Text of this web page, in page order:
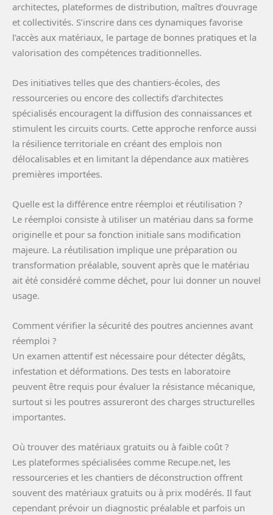
architectes, plateformes de distribution, maîtres d’ouvrage
et collectivités. S’inscrire dans ces dynamiques favorise
l’accès aux matériaux, le partage de bonnes pratiques et la
valorisation des compétences traditionnelles.
Des initiatives telles que des chantiers-écoles, des
ressourceries ou encore des collectifs d’architectes
spécialisés encouragent la diffusion des connaissances et
stimulent les circuits courts. Cette approche renforce aussi
la résilience territoriale en créant des emplois non
délocalisables et en limitant la dépendance aux matières
premières importées.
Quelle est la différence entre réemploi et réutilisation ?
Le réemploi consiste à utiliser un matériau dans sa forme
originelle et pour sa fonction initiale sans modification
majeure. La réutilisation implique une préparation ou
transformation préalable, souvent après que le matériau
ait été considéré comme déchet, pour lui donner un nouvel
usage.
Comment vérifier la sécurité des poutres anciennes avant
réemploi ?
Un examen attentif est nécessaire pour détecter dégâts,
infestation et déformations. Des tests en laboratoire
peuvent être requis pour évaluer la résistance mécanique,
surtout si les poutres assureront des charges structurelles
importantes.
Où trouver des matériaux gratuits ou à faible coût ?
Les plateformes spécialisées comme Recupe.net, les
ressourceries et les chantiers de déconstruction offrent
souvent des matériaux gratuits ou à prix modérés. Il faut
cependant prévoir un diagnostic préalable et parfois un